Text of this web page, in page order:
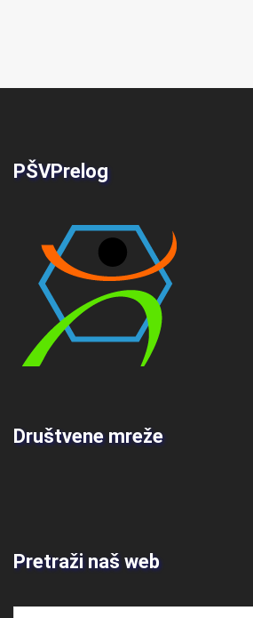
PŠVPrelog
Društvene mreže
Pretraži naš web